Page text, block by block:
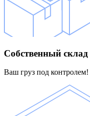
Собственный склад
Ваш груз под контролем!